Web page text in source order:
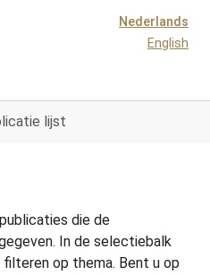
Nederlands
English
lijst
die de
In de selectiebalk
op thema. Bent u op